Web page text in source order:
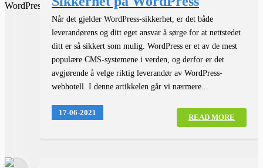
Når det gjelder WordPress-sikkerhet, er det både
leverandørens og ditt eget ansvar å sørge for at nettstedet
ditt er så sikkert som mulig. WordPress er et av de mest
populære CMS-systemene i verden, og derfor er det
avgjørende å velge riktig leverandør av WordPress-
webhotell. I denne artikkelen går vi nærmere...
READ MORE
17-06-2021